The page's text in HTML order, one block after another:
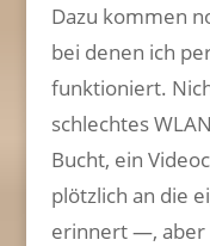
Dazu kommen
bei denen ich
funktioniert.
schlechtes
Bucht, ein
plötzlich an die
erinnert —, aber